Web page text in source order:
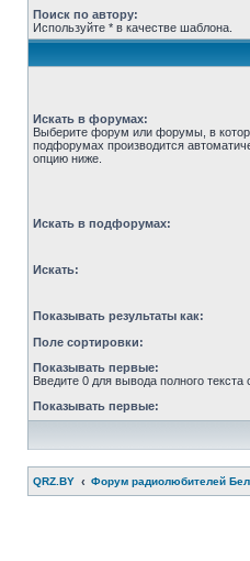
Поиск по автору:
Используйте * в качестве шаблона.
Искать в форумах:
Выберите форум или форумы, в
подфорумах производится
опцию ниже.
Искать в подфорумах:
Искать:
Показывать результаты как:
Поле сортировки:
Показывать первые:
Введите 0 для вывода полного текста
Показывать первые:
QRZ.BY Форум радиолюбителей